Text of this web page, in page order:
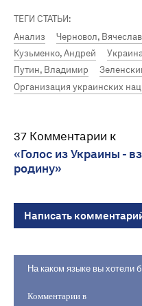
ТЕГИ СТАТЬИ:
Анализ
Черновол, Вячеслав
Кузьменко, Андрей
Путин, Владимир
Организация украинских
37 Комментарии к
«Голос из Украины -
родину»
Написать
На каком языке вы хотели
Комментарии в